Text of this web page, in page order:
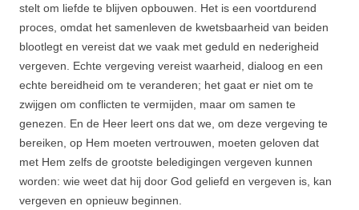
stelt om liefde te blijven opbouwen. Het is een voortdurend
proces, omdat het samenleven de kwetsbaarheid van beiden
blootlegt en vereist dat we vaak met geduld en nederigheid
vergeven. Echte vergeving vereist waarheid, dialoog en een
echte bereidheid om te veranderen; het gaat er niet om te
zwijgen om conflicten te vermijden, maar om samen te
genezen. En de Heer leert ons dat we, om deze vergeving te
bereiken, op Hem moeten vertrouwen, moeten geloven dat
met Hem zelfs de grootste beledigingen vergeven kunnen
worden: wie weet dat hij door God geliefd en vergeven is, kan
vergeven en opnieuw beginnen.